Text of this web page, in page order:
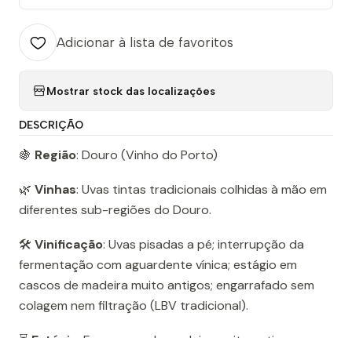
Adicionar à lista de favoritos
Mostrar stock das localizações
DESCRIÇÃO
🍇 Região: Douro (Vinho do Porto)
🌿 Vinhas: Uvas tintas tradicionais colhidas à mão em
diferentes sub-regiões do Douro.
🛠️ Vinificação: Uvas pisadas a pé; interrupção da
fermentação com aguardente vínica; estágio em
cascos de madeira muito antigos; engarrafado sem
colagem nem filtração (LBV tradicional).